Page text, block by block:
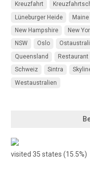
Kreuzfahrt
Lüneburger Heide
Maine
New Hampshire
New
NSW
Oslo
Queensland
Restaurant
Schweiz
Sintra
Westaustralien
visited 35 states (15.5%)